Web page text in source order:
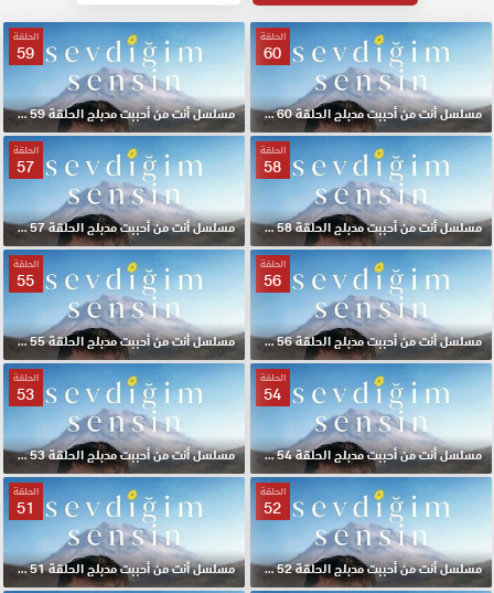
الحلقة
60
مسلسل أنت من أحببت مدبلج الحلقة 60 HD
الحلقة
59
مسلسل أنت من أحببت مدبلج الحلقة 59 HD
الحلقة
58
مسلسل أنت من أحببت مدبلج الحلقة 58 HD
الحلقة
57
مسلسل أنت من أحببت مدبلج الحلقة 57 HD
الحلقة
56
مسلسل أنت من أحببت مدبلج الحلقة 56 HD
الحلقة
55
مسلسل أنت من أحببت مدبلج الحلقة 55 HD
الحلقة
54
مسلسل أنت من أحببت مدبلج الحلقة 54 HD
الحلقة
53
مسلسل أنت من أحببت مدبلج الحلقة 53 HD
الحلقة
52
مسلسل أنت من أحببت مدبلج الحلقة 52 HD
الحلقة
51
مسلسل أنت من أحببت مدبلج الحلقة 51 HD